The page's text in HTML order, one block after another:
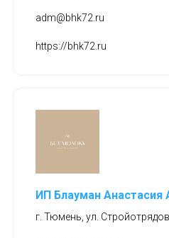
adm@bhk72.ru
https://bhk72.ru
ИП Блауман Анастасия
г. Тюмень, ул.